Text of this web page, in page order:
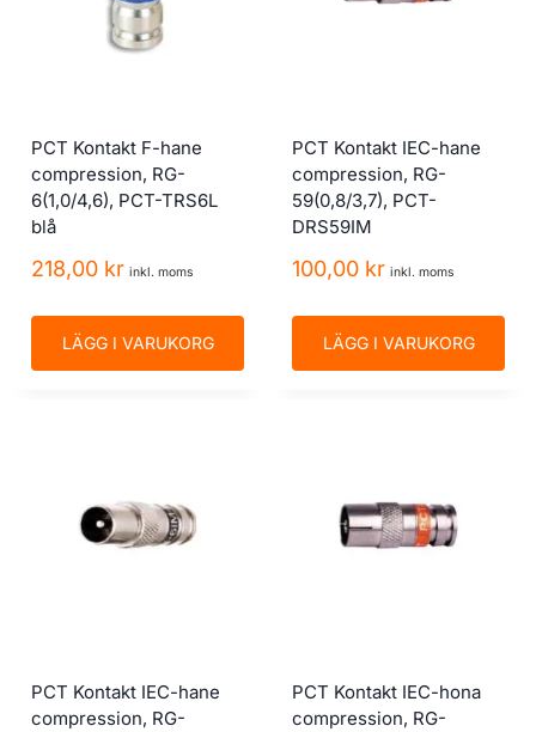
PCT Kontakt F-hane
compression, RG-
6(1,0/4,6), PCT-TRS6L
blå
218,00 kr inkl. moms
LÄGG I VARUKORG
PCT Kontakt IEC-hane
compression, RG-
59(0,8/3,7), PCT-
DRS59IM
100,00 kr inkl. moms
LÄGG I VARUKORG
PCT Kontakt IEC-hane
compression, RG-
PCT Kontakt IEC-hona
compression, RG-